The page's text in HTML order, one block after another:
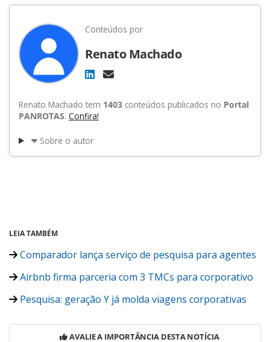
Conteúdos por
Renato Machado
Renato Machado tem 1403 conteúdos publicados no Portal
PANROTAS. Confira!
Sobre o autor
LEIA TAMBÉM
Comparador lança serviço de pesquisa para agentes
Airbnb firma parceria com 3 TMCs para corporativo
Pesquisa: geração Y já molda viagens corporativas
AVALIE A IMPORTÂNCIA DESTA NOTÍCIA